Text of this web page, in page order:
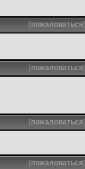
[пожаловаться]
[пожаловаться]
[пожаловаться]
[пожаловаться]